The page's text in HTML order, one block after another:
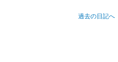
過去の日記へ